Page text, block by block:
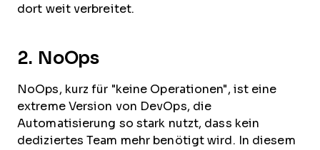
dort weit verbreitet.
2. NoOps
NoOps, kurz für "keine Operationen", ist eine
extreme Version von DevOps, die
Automatisierung so stark nutzt, dass kein
dediziertes Team mehr benötigt wird. In diesem